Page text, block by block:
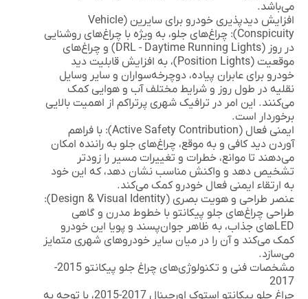
می‌باشد.
افزایش دیدپذیری خودرو برای سایرین (Vehicle
Conspicuity):
چراغ‌های جلو، به ویژه با چراغ‌های روشنایی
در روز (DRL - Daytime Running Lights) و چراغ‌های
موقعیت (Position Lights)، به افزایش قابلیت دید
خودرو برای عابران پیاده، دوچرخه‌سواران و سایر وسایل
نقلیه در طول روز و شرایط مختلف آب و هوایی کمک
می‌کنند. این امر در ترافیک شهری پرتراکم از اهمیت بالایی
برخوردار است.
ایمنی فعال (Active Safety Contribution):
با فراهم
آوردن دید کافی و به موقع، چراغ‌های جلو به راننده امکان
می‌دهند تا موانع، خطرات و تغییرات مسیر را زودتر
تشخیص دهد و واکنش مناسب نشان دهد، که این خود
به ارتقاء ایمنی فعال خودرو کمک می‌کند.
عنصر طراحی و هویت بصری (Design & Visual Identity):
طراحی چراغ‌های جلو پیکانتو با خطوط مدرن و گاهی
LEDهای جذاب، به ظاهر جوان‌پسند و پویا این خودرو
کمک می‌کند و آن را در میان سایر خودروهای شهری متمایز
می‌سازد.
مشخصات فنی و تکنولوژی‌های چراغ جلو پیکانتو 2015-
2017
چراغ جلو پیکانتو استوک اورجینال 2017-2015
، با توجه به